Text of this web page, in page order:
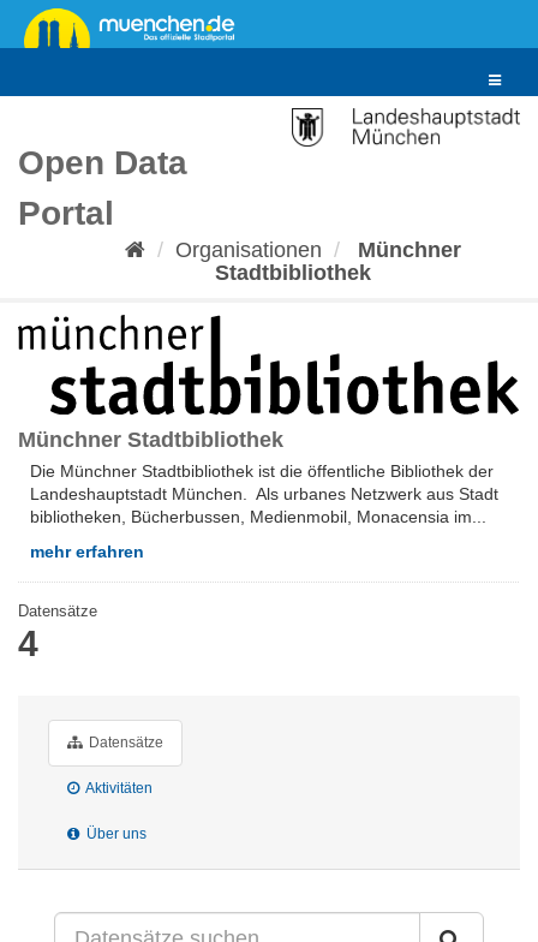
Überspringen
zum
Toggle
Open Data
Portal
Organisationen
Münchner
Stadtbibliothek
Münchner Stadtbibliothek
Die Münchner Stadtbibliothek ist die öffentliche Bibliothek der
Landeshauptstadt München. Als urbanes Netzwerk aus Stadt
bibliotheken, Bücherbussen, Medienmobil, Monacensia im...
mehr erfahren
Datensätze
4
Datensätze
Aktivitäten
Über uns